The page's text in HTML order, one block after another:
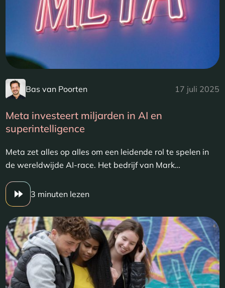
Bas van Poorten 17 juli 2025
Meta investeert miljarden in AI en
superintelligence
Meta zet alles op alles om een leidende rol te spelen in
de wereldwijde AI-race. Het bedrijf van Mark…
3 minuten lezen